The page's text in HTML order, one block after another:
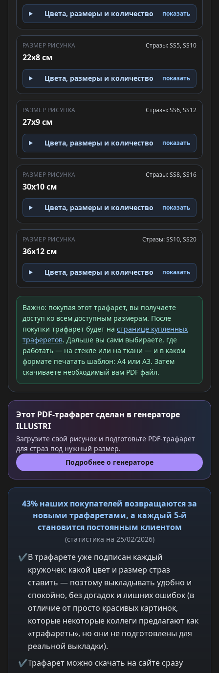
Цвета, размеры и количество показать
РАЗМЕР РИСУНКА
22x8 см
Стразы: SS5, SS10
Цвета, размеры и количество показать
РАЗМЕР РИСУНКА
27x9 см
Стразы: SS6, SS12
Цвета, размеры и количество показать
РАЗМЕР РИСУНКА
30x10 см
Стразы: SS8, SS16
Цвета, размеры и количество показать
РАЗМЕР РИСУНКА
36x12 см
Стразы: SS10, SS20
Цвета, размеры и количество показать
Важно: покупая этот трафарет, вы получаете
доступ ко всем доступным размерам. После
покупки трафарет будет на странице купленных
траферетов. Дальше вы сами выбираете, где
работать — на стекле или на ткани — и в каком
формате печатать шаблон: A4 или A3. Затем
скачиваете необходимый вам PDF файл.
Этот PDF-трафарет сделан в генераторе
ILLUSTRI
Загрузите свой рисунок и подготовьте PDF-трафарет
для страз под нужный размер.
Подробнее о генераторе
43% наших покупателей возвращаются за
новыми трафаретами, а каждый 5-й
становится постоянным клиентом
(статистика на 25/02/2026)
✔В трафарете уже подписан каждый
кружочек: какой цвет и размер страз
ставить — поэтому выкладывать удобно и
спокойно, без догадок и лишних ошибок (в
отличие от просто красивых картинок,
которые некоторые коллеги предлагают как
«трафареты», но они не подготовлены для
реальной выкладки).
✔Трафарет можно скачать на сайте сразу